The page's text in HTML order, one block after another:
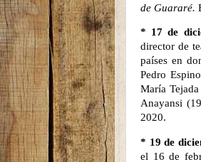
de Guararé.
* 17 de
director de
países en
Pedro
María
Anayansi
2020.
* 19 de
el 16 de